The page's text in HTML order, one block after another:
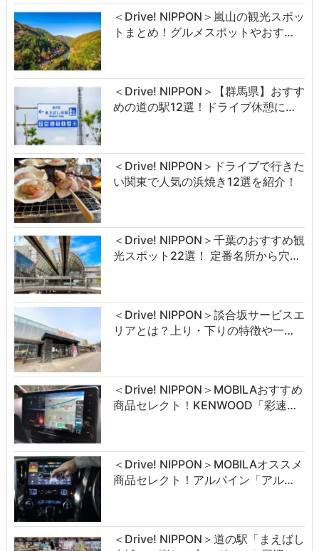
＜Drive! NIPPON＞嵐山の観光スポッ
トまとめ！グルメスポットやおす…
＜Drive! NIPPON＞【群馬県】おすす
めの道の駅12選！ドライブ休憩に…
＜Drive! NIPPON＞ドライブで行きた
い関東で人気の浜焼き12選を紹介！
＜Drive! NIPPON＞千葉のおすすめ観
光スポット22選！ 定番名所から穴…
＜Drive! NIPPON＞談合坂サービスエ
リアとは？上り・下りの特徴や一…
＜Drive! NIPPON＞MOBILAおすすめ
商品セレクト！KENWOOD「彩速…
＜Drive! NIPPON＞MOBILAオススメ
商品セレクト！アルパイン「アル…
＜Drive! NIPPON＞道の駅「まえばし